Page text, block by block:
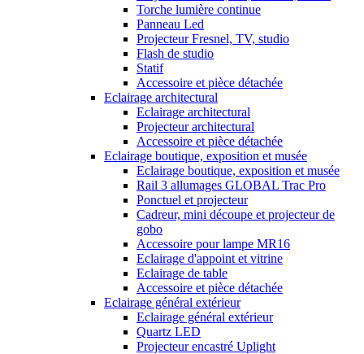
Torche lumière continue
Panneau Led
Projecteur Fresnel, TV, studio
Flash de studio
Statif
Accessoire et pièce détachée
Eclairage architectural
Eclairage architectural
Projecteur architectural
Accessoire et pièce détachée
Eclairage boutique, exposition et musée
Eclairage boutique, exposition et musée
Rail 3 allumages GLOBAL Trac Pro
Ponctuel et projecteur
Cadreur, mini découpe et projecteur de
gobo
Accessoire pour lampe MR16
Eclairage d'appoint et vitrine
Eclairage de table
Accessoire et pièce détachée
Eclairage général extérieur
Eclairage général extérieur
Quartz LED
Projecteur encastré Uplight